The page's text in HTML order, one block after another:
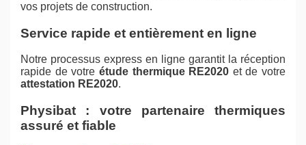
vos projets de construction.
Service rapide et entièrement en ligne
Notre processus express en ligne garantit la réception
rapide de votre étude thermique RE2020 et de votre
attestation RE2020.
Physibat : votre partenaire thermiques
assuré et fiable